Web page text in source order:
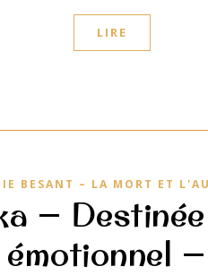
LIRE
BESANT – LA MORT ET
— Destinée